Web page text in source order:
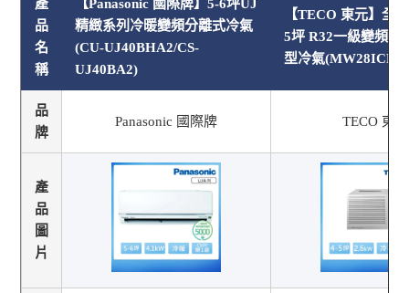
產
品
名
稱
【Panasonic 國際牌】5-6坪UJ
精緻系列冷暖變頻分離式冷氣
(CU-UJ40BHA2/CS-
UJ40BA2)
【TECO 東元】全
5坪 R32一級變頻冷
型冷氣(MW28ICR2)
品
牌
Panasonic 國際牌 TECO 東元
產
品
圖
片